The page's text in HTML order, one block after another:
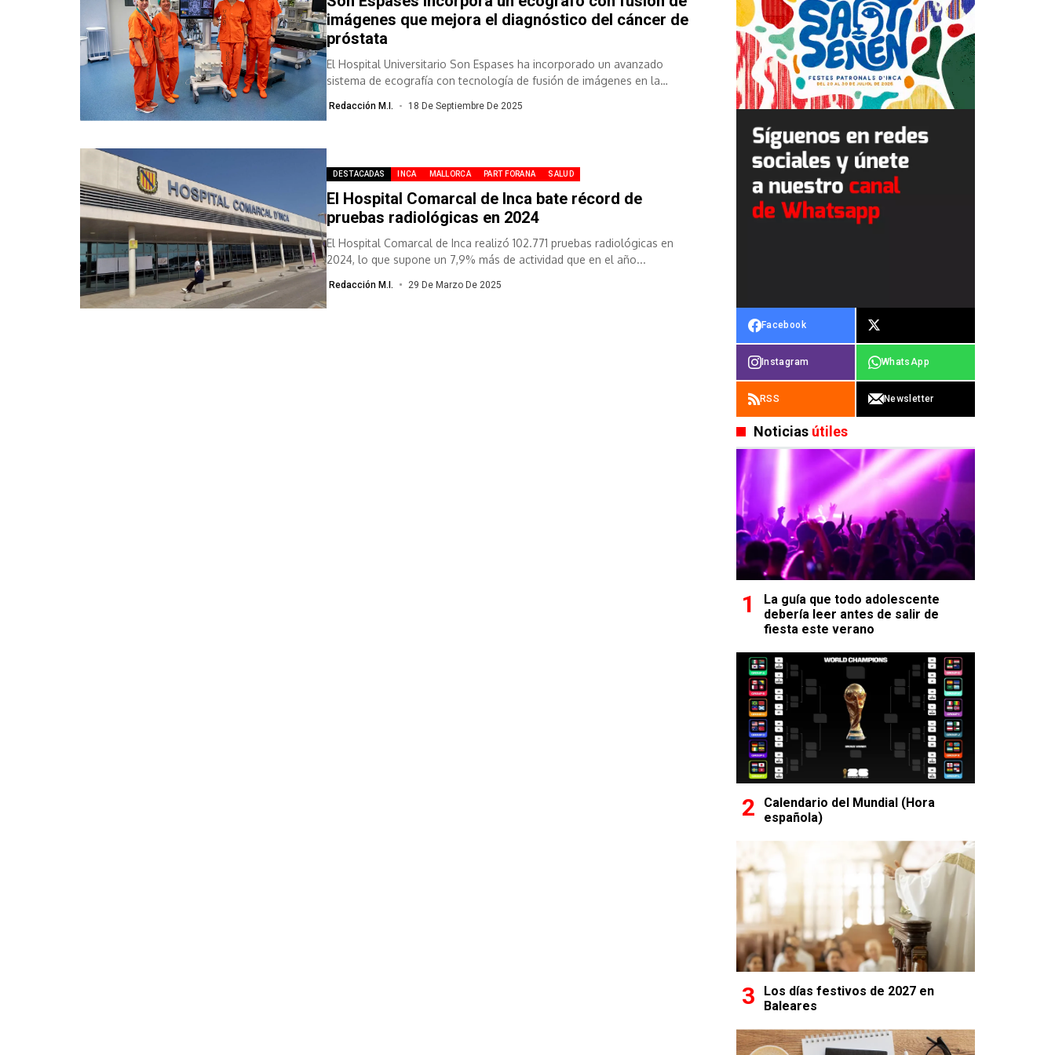
imágenes que mejora el diagnóstico del cáncer de
próstata
El Hospital Universitario Son Espases ha incorporado un avanzado
sistema de ecografía con tecnología de fusión de imágenes en la
Redacción M.I. 18 De Septiembre De 2025
DESTACADAS INCA MALLORCA PART FORANA SALUD
El Hospital Comarcal de Inca bate récord de
pruebas radiológicas en 2024
El Hospital Comarcal de Inca realizó 102.771 pruebas radiológicas en
2024, lo que supone un 7,9% más de actividad que en el año...
Redacción M.I. 29 De Marzo De 2025
Facebook
Instagram WhatsApp
RSS Newsletter
Noticias útiles
La guía que todo adolescente
debería leer antes de salir de
fiesta este verano
Calendario del Mundial (Hora
española)
Los días festivos de 2027 en
Baleares